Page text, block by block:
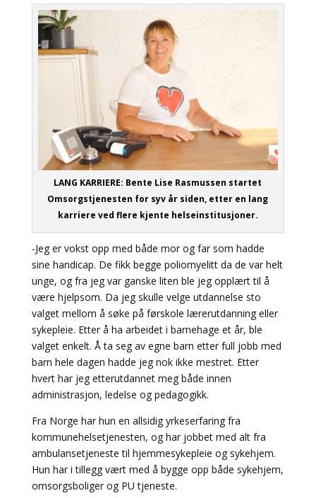
LANG KARRIERE: Bente Lise Rasmussen startet
Omsorgstjenesten for syv år siden, etter en lang
karriere ved flere kjente helseinstitusjoner.
-Jeg er vokst opp med både mor og far som hadde
sine handicap. De fikk begge poliomyelitt da de var helt
unge, og fra jeg var ganske liten ble jeg opplært til å
være hjelpsom. Da jeg skulle velge utdannelse sto
valget mellom å søke på førskole lærerutdanning eller
sykepleie. Etter å ha arbeidet i barnehage et år, ble
valget enkelt. Å ta seg av egne barn etter full jobb med
barn hele dagen hadde jeg nok ikke mestret. Etter
hvert har jeg etterutdannet meg både innen
administrasjon, ledelse og pedagogikk.
Fra Norge har hun en allsidig yrkeserfaring fra
kommunehelsetjenesten, og har jobbet med alt fra
ambulansetjeneste til hjemmesykepleie og sykehjem.
Hun har i tillegg vært med å bygge opp både sykehjem,
omsorgsboliger og PU tjeneste.